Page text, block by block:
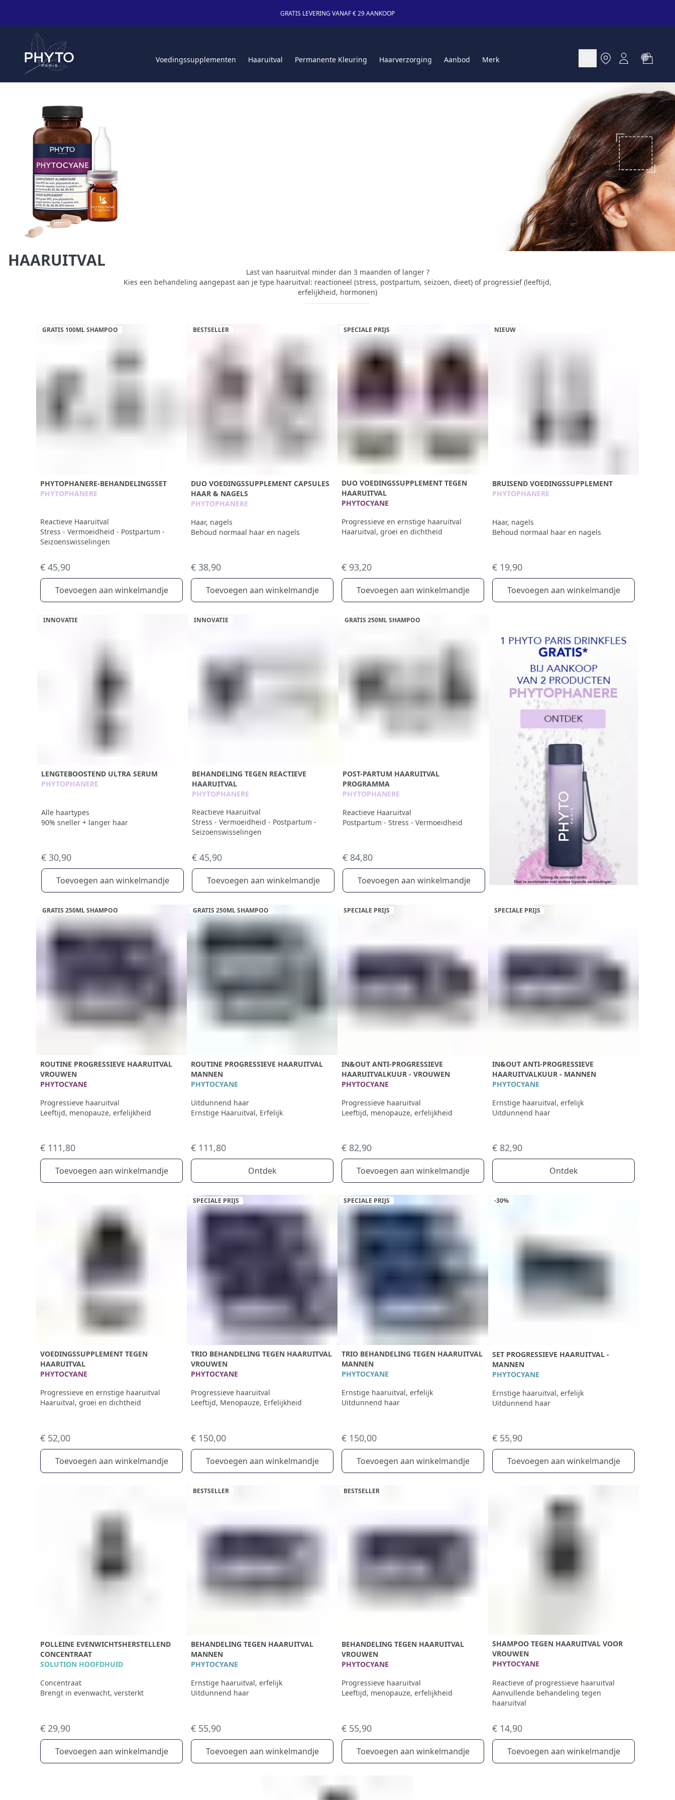
GRATIS LEVERING VANAF € 29 AANKOOP
Voedingssupplementen Haaruitval Permanente Kleuring Haarverzorging Aanbod Merk
HAARUITVAL
Last van haaruitval minder dan 3 maanden of langer ?
Kies een behandeling aangepast aan je type haaruitval: reactioneel (stress, postpartum, seizoen, dieet) of progressief (leeftijd,
erfelijkheid, hormonen)
GRATIS 100ML SHAMPOO
PHYTOPHANERE-BEHANDELINGSSET
PHYTOPHANERE
Reactieve Haaruitval
Stress - Vermoeidheid - Postpartum -
Seizoenswisselingen
€ 45,90
Toevoegen aan winkelmandje
BESTSELLER
DUO VOEDINGSSUPPLEMENT CAPSULES
HAAR & NAGELS
PHYTOPHANERE
Haar, nagels
Behoud normaal haar en nagels
€ 38,90
Toevoegen aan winkelmandje
SPECIALE PRIJS
DUO VOEDINGSSUPPLEMENT TEGEN
HAARUITVAL
PHYTOCYANE
Progressieve en ernstige haaruitval
Haaruitval, groei en dichtheid
€ 93,20
Toevoegen aan winkelmandje
NIEUW
BRUISEND VOEDINGSSUPPLEMENT
PHYTOPHANERE
Haar, nagels
Behoud normaal haar en nagels
€ 19,90
Toevoegen aan winkelmandje
INNOVATIE
LENGTEBOOSTEND ULTRA SERUM
PHYTOPHANERE
Alle haartypes
90% sneller + langer haar
€ 30,90
Toevoegen aan winkelmandje
INNOVATIE
BEHANDELING TEGEN REACTIEVE
HAARUITVAL
PHYTOPHANERE
Reactieve Haaruitval
Stress - Vermoeidheid - Postpartum -
Seizoenswisselingen
€ 45,90
Toevoegen aan winkelmandje
GRATIS 250ML SHAMPOO
POST-PARTUM HAARUITVAL
PROGRAMMA
PHYTOPHANERE
Reactieve Haaruitval
Postpartum - Stress - Vermoeidheid
€ 84,80
Toevoegen aan winkelmandje
GRATIS 250ML SHAMPOO
ROUTINE PROGRESSIEVE HAARUITVAL
VROUWEN
PHYTOCYANE
Progressieve haaruitval
Leeftijd, menopauze, erfelijkheid
€ 111,80
Toevoegen aan winkelmandje
GRATIS 250ML SHAMPOO
ROUTINE PROGRESSIEVE HAARUITVAL
MANNEN
PHYTOCYANE
Uitdunnend haar
Ernstige Haaruitval, Erfelijk
€ 111,80
Ontdek
SPECIALE PRIJS
IN&OUT ANTI-PROGRESSIEVE
HAARUITVALKUUR - VROUWEN
PHYTOCYANE
Progressieve haaruitval
Leeftijd, menopauze, erfelijkheid
€ 82,90
Toevoegen aan winkelmandje
SPECIALE PRIJS
IN&OUT ANTI-PROGRESSIEVE
HAARUITVALKUUR - MANNEN
PHYTOCYANE
Ernstige haaruitval, erfelijk
Uitdunnend haar
€ 82,90
Ontdek
VOEDINGSSUPPLEMENT TEGEN
HAARUITVAL
PHYTOCYANE
Progressieve en ernstige haaruitval
Haaruitval, groei en dichtheid
€ 52,00
Toevoegen aan winkelmandje
SPECIALE PRIJS
TRIO BEHANDELING TEGEN HAARUITVAL
VROUWEN
PHYTOCYANE
Progressieve haaruitval
Leeftijd, Menopauze, Erfelijkheid
€ 150,00
Toevoegen aan winkelmandje
SPECIALE PRIJS
TRIO BEHANDELING TEGEN HAARUITVAL
MANNEN
PHYTOCYANE
Ernstige haaruitval, erfelijk
Uitdunnend haar
€ 150,00
Toevoegen aan winkelmandje
-30%
SET PROGRESSIEVE HAARUITVAL -
MANNEN
PHYTOCYANE
Ernstige haaruitval, erfelijk
Uitdunnend haar
€ 55,90
Toevoegen aan winkelmandje
POLLEINE EVENWICHTSHERSTELLEND
CONCENTRAAT
SOLUTION HOOFDHUID
Concentraat
Brengt in evenwacht, versterkt
€ 29,90
Toevoegen aan winkelmandje
BESTSELLER
BEHANDELING TEGEN HAARUITVAL
MANNEN
PHYTOCYANE
Ernstige haaruitval, erfelijk
Uitdunnend haar
€ 55,90
Toevoegen aan winkelmandje
BESTSELLER
BEHANDELING TEGEN HAARUITVAL
VROUWEN
PHYTOCYANE
Progressieve haaruitval
Leeftijd, menopauze, erfelijkheid
€ 55,90
Toevoegen aan winkelmandje
SHAMPOO TEGEN HAARUITVAL VOOR
VROUWEN
PHYTOCYANE
Reactieve of progressieve haaruitval
Aanvullende behandeling tegen
haaruitval
€ 14,90
Toevoegen aan winkelmandje